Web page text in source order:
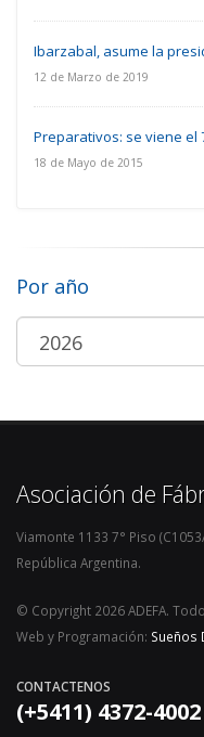
Ibarzabal, asume la
12 de Marzo de 2019
Preparativos: se viene el
18 de Mayo de 2015
Por año
Asociación de
Viamonte 1133 7° Piso
República Argentina.
© Copyright 2026 ADEFA.
Web y Programación: Sueños
CONTACTENOS
(+5411) 4372-4002